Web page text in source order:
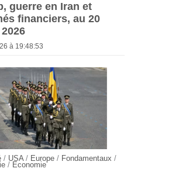
guerre en Iran et
financiers, au 20
à 19:48:53
/ USA/ Europe/ Fondamentaux /
/ Economie